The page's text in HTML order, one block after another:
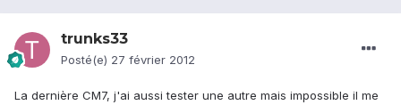
trunks33
Posté(e) 27 février 2012
La dernière CM7, j'ai aussi tester une autre mais impossible il me